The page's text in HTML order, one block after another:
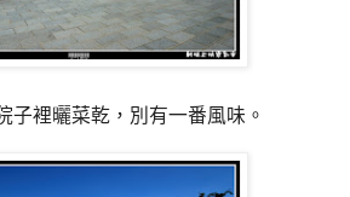
子裡曬菜乾，別有一番風味。